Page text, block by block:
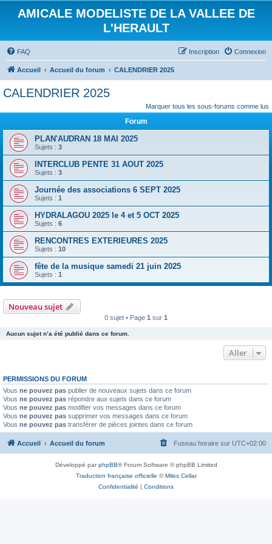
AMICALE MODELISTE DE LA VALLEE DE
L'HERAULT
FAQ Connexion
Inscription
Accueil Accueil du forum CALENDRIER 2025
CALENDRIER 2025
Marquer tous les sous-forums comme lus
Forum
PLAN'AUDRAN 18 MAI 2025
Sujets : 3
INTERCLUB PENTE 31 AOUT 2025
Sujets : 3
Journée des associations 6 SEPT 2025
Sujets : 1
HYDRALAGOU 2025 le 4 et 5 OCT 2025
Sujets : 6
RENCONTRES EXTERIEURES 2025
Sujets : 10
fête de la musique samedi 21 juin 2025
Sujets : 1
Nouveau sujet
0 sujet • Page 1 sur 1
Aucun sujet n’a été publié dans ce forum.
Aller
PERMISSIONS DU FORUM
Vous ne pouvez pas publier de nouveaux sujets dans ce forum
Vous ne pouvez pas répondre aux sujets dans ce forum
Vous ne pouvez pas modifier vos messages dans ce forum
Vous ne pouvez pas supprimer vos messages dans ce forum
Vous ne pouvez pas transférer de pièces jointes dans ce forum
Accueil Accueil du forum Fuseau horaire sur UTC+02:00
Développé parphpBB® Forum Software © phpBB Limited
Traduction française officielle ©Miles Cellar
Confidentialité | Conditions